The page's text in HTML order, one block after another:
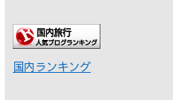
国内ランキング